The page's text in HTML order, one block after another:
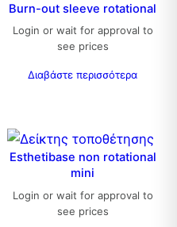
Burn-out sleeve rotational
Login or wait for approval to
see prices
Διαβάστε περισσότερα
Esthetibase non rotational
mini
Login or wait for approval to
see prices